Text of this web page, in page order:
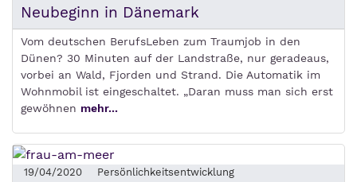
Neubeginn in Dänemark
Vom deutschen BerufsLeben zum Traumjob in den
Dünen? 30 Minuten auf der Landstraße, nur geradeaus,
vorbei an Wald, Fjorden und Strand. Die Automatik im
Wohnmobil ist eingeschaltet. „Daran muss man sich erst
gewöhnen mehr...
19/04/2020 Persönlichkeitsentwicklung